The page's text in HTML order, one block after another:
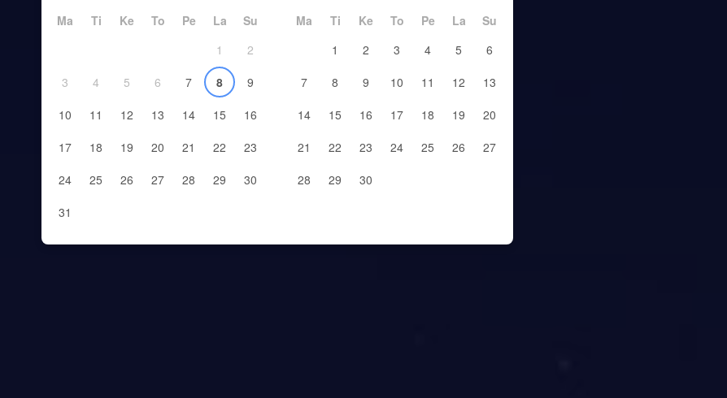
Ma Ti Ke To Pe La
Su
1
2
3
4 5 6 7 8
9
10
11 12 13 14 15
16
17
18 19 20 21 22
23
24
25 26 27 28 29
30
31
Ma Ti Ke To Pe La
Su
1
2 3 4 5
6
7
8 9 10 11 12
13
14
15 16 17 18 19
20
21
22 23 24 25 26
27
28
29 30